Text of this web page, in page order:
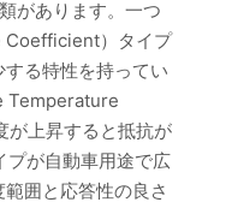
があります。一つ
）タイプ
る特性を持ってい
Temperature
上昇すると抵抗が
プが自動車用途で広
囲と応答性の良さ